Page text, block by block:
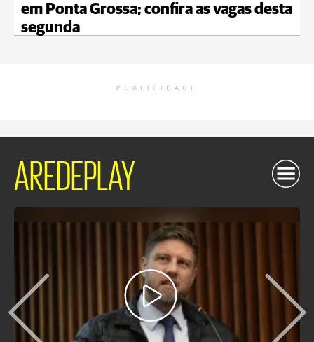
em Ponta Grossa; confira as vagas desta
segunda
PUBLICIDADE
AREDEPLAY